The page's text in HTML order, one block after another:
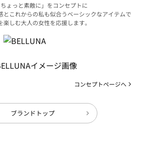
ちょっと素敵に」をコンセプトに
とこれからの私も似合うベーシックなアイテムで
楽しむ大人の女性を応援します。
コンセプトページへ
ブランドトップ